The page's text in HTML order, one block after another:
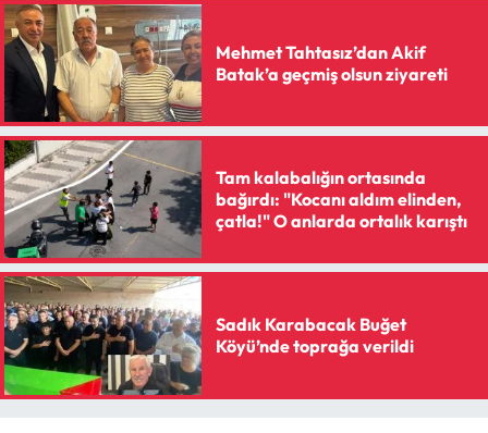
Mehmet Tahtasız’dan Akif
Batak’a geçmiş olsun ziyareti
Tam kalabalığın ortasında
bağırdı: "Kocanı aldım elinden,
çatla!" O anlarda ortalık karıştı
Sadık Karabacak Buğet
Köyü’nde toprağa verildi